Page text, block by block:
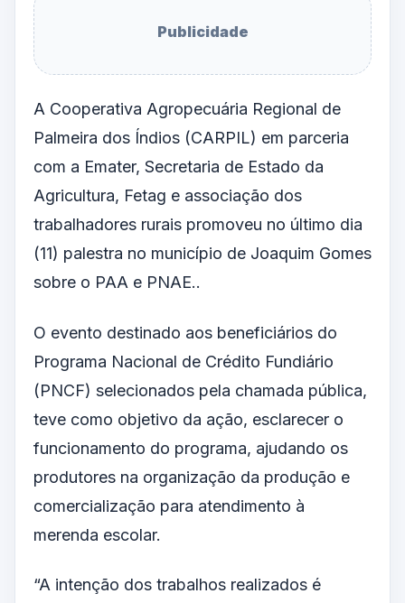
Publicidade
A Cooperativa Agropecuária Regional de
Palmeira dos Índios (CARPIL) em parceria
com a Emater, Secretaria de Estado da
Agricultura, Fetag e associação dos
trabalhadores rurais promoveu no último dia
(11) palestra no município de Joaquim Gomes
sobre o PAA e PNAE..
O evento destinado aos beneficiários do
Programa Nacional de Crédito Fundiário
(PNCF) selecionados pela chamada pública,
teve como objetivo da ação, esclarecer o
funcionamento do programa, ajudando os
produtores na organização da produção e
comercialização para atendimento à
merenda escolar.
“A intenção dos trabalhos realizados é